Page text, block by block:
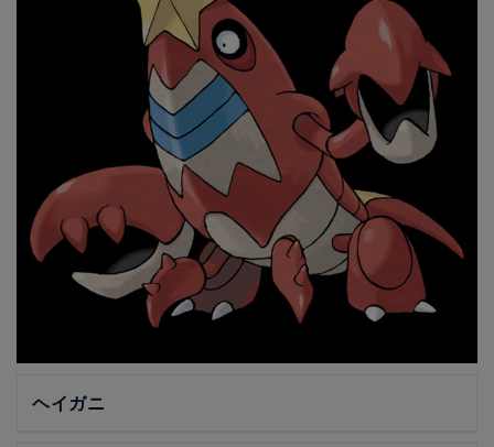
ヘイガニ